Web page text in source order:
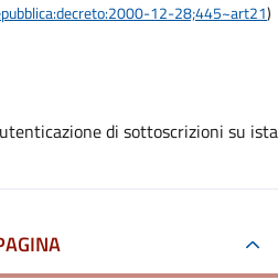
12-28;445~art21)
di sottoscrizioni su